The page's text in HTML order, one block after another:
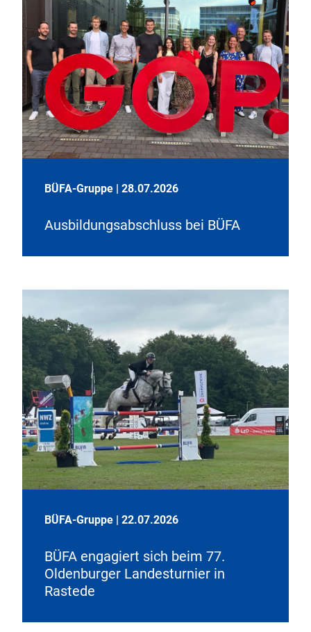
BÜFA-Gruppe | 28.07.2026
Ausbildungsabschluss bei BÜFA
BÜFA-Gruppe | 22.07.2026
BÜFA engagiert sich beim 77.
Oldenburger Landesturnier in
Rastede